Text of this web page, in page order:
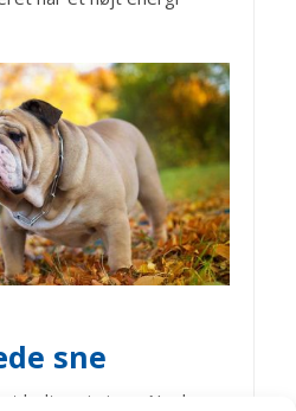
sne
boltre sig i sne.Nogle